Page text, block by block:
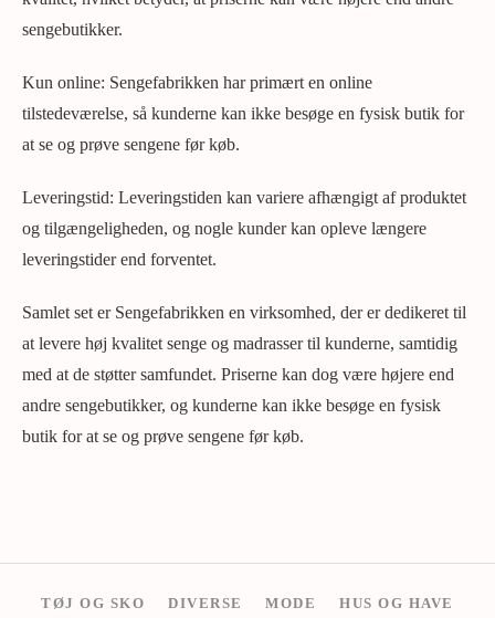
sengebutikker.
Kun online: Sengefabrikken har primært en online
tilstedeværelse, så kunderne kan ikke besøge en fysisk butik for
at se og prøve sengene før køb.
Leveringstid: Leveringstiden kan variere afhængigt af produktet
og tilgængeligheden, og nogle kunder kan opleve længere
leveringstider end forventet.
Samlet set er Sengefabrikken en virksomhed, der er dedikeret til
at levere høj kvalitet senge og madrasser til kunderne, samtidig
med at de støtter samfundet. Priserne kan dog være højere end
andre sengebutikker, og kunderne kan ikke besøge en fysisk
butik for at se og prøve sengene før køb.
TØJ OG SKO DIVERSE MODE HUS OG HAVE